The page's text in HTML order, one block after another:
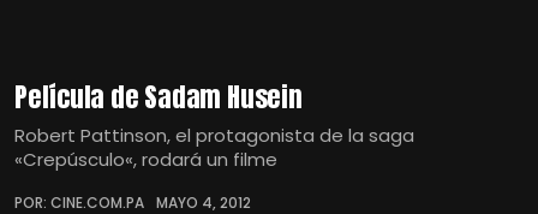
Película de Sadam Husein
Robert Pattinson, el protagonista de la saga
«Crepúsculo«, rodará un filme
POR: CINE.COM.PA MAYO 4, 2012